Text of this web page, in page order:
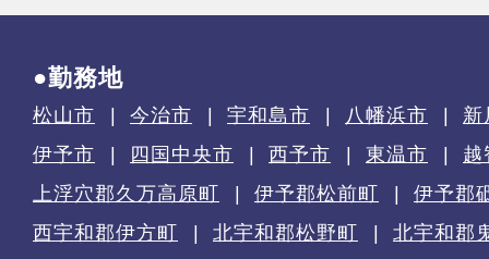
●勤務地
松山市 今治市 宇和島市 八幡浜市
新
伊予市
四国中央市 西予市 東温市
越
上浮穴郡久万高原町
伊予郡松前町
伊予郡
西宇和郡伊方町
北宇和郡松野町
北宇和郡